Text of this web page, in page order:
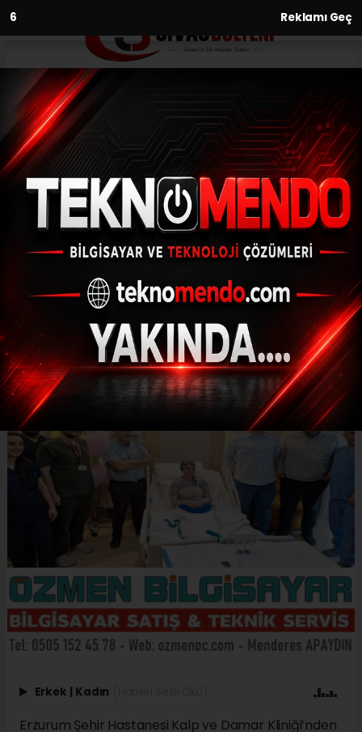
5 Reklamı Geç
Anasayfa Sağlık
Hastanın kalp zarından kalp
kapakçığı yapıldı
(İHA) - İhlas Haber Ajansı | 30.09.2024 - 17:00, Güncelleme:
30.09.2024 - 16:56
Hastanın kalp zarından kalp kapakçığı
yapıldı
ABONE OL
Erkek | Kadın
Erzurum Şehir Hastanesi Kalp ve Damar Kliniği’nden